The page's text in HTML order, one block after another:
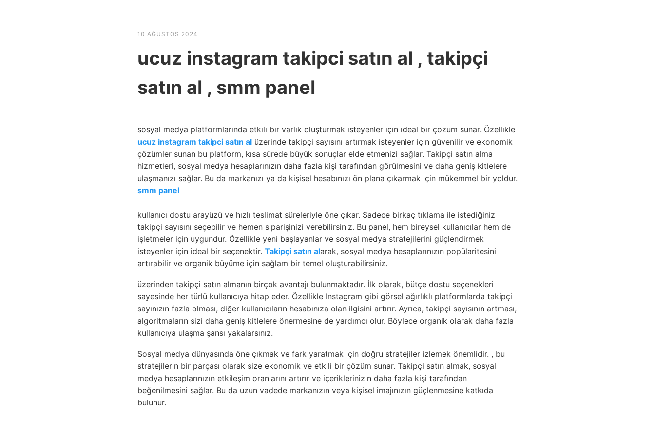
10 AĞUSTOS 2024
ucuz instagram takipci satın al , takipçi
satın al , smm panel
sosyal medya platformlarında etkili bir varlık oluşturmak isteyenler için ideal bir çözüm sunar. Özellikle
ucuz instagram takipci satın al üzerinde takipçi sayısını artırmak isteyenler için güvenilir ve ekonomik
çözümler sunan bu platform, kısa sürede büyük sonuçlar elde etmenizi sağlar. Takipçi satın alma
hizmetleri, sosyal medya hesaplarınızın daha fazla kişi tarafından görülmesini ve daha geniş kitlelere
ulaşmanızı sağlar. Bu da markanızı ya da kişisel hesabınızı ön plana çıkarmak için mükemmel bir yoldur.
smm panel
kullanıcı dostu arayüzü ve hızlı teslimat süreleriyle öne çıkar. Sadece birkaç tıklama ile istediğiniz
takipçi sayısını seçebilir ve hemen siparişinizi verebilirsiniz. Bu panel, hem bireysel kullanıcılar hem de
işletmeler için uygundur. Özellikle yeni başlayanlar ve sosyal medya stratejilerini güçlendirmek
isteyenler için ideal bir seçenektir. Takipçi satın alarak, sosyal medya hesaplarınızın popülaritesini
artırabilir ve organik büyüme için sağlam bir temel oluşturabilirsiniz.
üzerinden takipçi satın almanın birçok avantajı bulunmaktadır. İlk olarak, bütçe dostu seçenekleri
sayesinde her türlü kullanıcıya hitap eder. Özellikle Instagram gibi görsel ağırlıklı platformlarda takipçi
sayınızın fazla olması, diğer kullanıcıların hesabınıza olan ilgisini artırır. Ayrıca, takipçi sayısının artması,
algoritmaların sizi daha geniş kitlelere önermesine de yardımcı olur. Böylece organik olarak daha fazla
kullanıcıya ulaşma şansı yakalarsınız.
Sosyal medya dünyasında öne çıkmak ve fark yaratmak için doğru stratejiler izlemek önemlidir. , bu
stratejilerin bir parçası olarak size ekonomik ve etkili bir çözüm sunar. Takipçi satın almak, sosyal
medya hesaplarınızın etkileşim oranlarını artırır ve içeriklerinizin daha fazla kişi tarafından
beğenilmesini sağlar. Bu da uzun vadede markanızın veya kişisel imajınızın güçlenmesine katkıda
bulunur.